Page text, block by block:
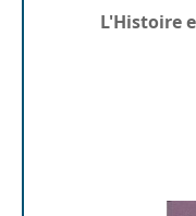
L'Histoire